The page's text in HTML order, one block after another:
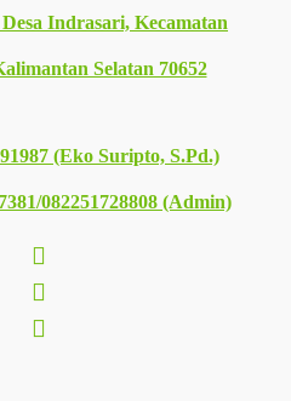
Indrasari, Kecamatan
Selatan 70652
(Eko Suripto, S.Pd.)
082251728808 (Admin)